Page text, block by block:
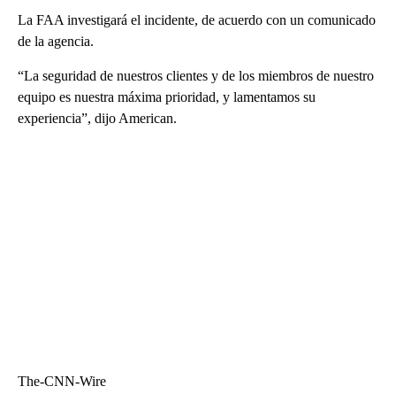
La FAA investigará el incidente, de acuerdo con un comunicado
de la agencia.
“La seguridad de nuestros clientes y de los miembros de nuestro
equipo es nuestra máxima prioridad, y lamentamos su
experiencia”, dijo American.
The-CNN-Wire